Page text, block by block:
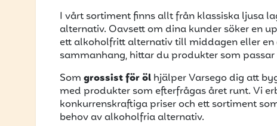
I vårt sortiment finns allt från klassiska ljusa
alternativ. Oavsett om dina kunder söker en
ett alkoholfritt alternativ till middagen eller
sammanhang, hittar du produkter som
Som grossist för öl hjälper Varsego dig att
med produkter som efterfrågas året runt. Vi
konkurrenskraftiga priser och ett sortiment
behov av alkoholfria alternativ.